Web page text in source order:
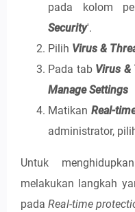
pada kolom
Security'.
Pilih Virus &
Pada tab Virus &
Manage Settings
MatikanReal-
administrator,
Untuk
melakukan langkah
pada Real-time